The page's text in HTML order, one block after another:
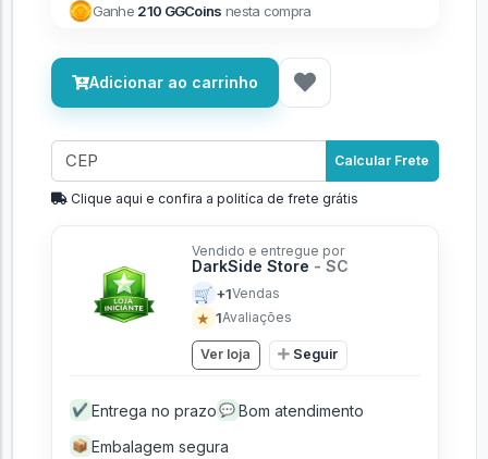
Ganhe 210 GGCoins nesta compra
Adicionar ao carrinho
Calcular Frete
Clique aqui e confira a politíca de frete grátis
Vendido e entregue por
DarkSide Store - SC
🛒 +1Vendas
★ 1Avaliações
Ver loja Seguir
✔ Entrega no prazo 💬 Bom atendimento
📦 Embalagem segura